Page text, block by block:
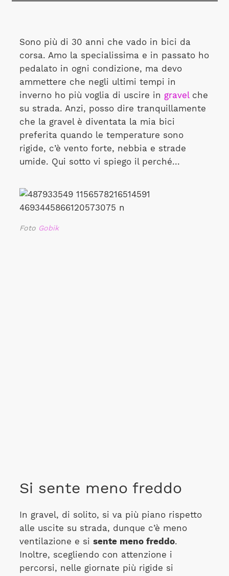
Sono più di 30 anni che vado in bici da
corsa. Amo la specialissima e in passato ho
pedalato in ogni condizione, ma devo
ammettere che negli ultimi tempi in
inverno ho più voglia di uscire in gravelche
su strada. Anzi, posso dire tranquillamente
che la gravel è diventata la mia bici
preferita quando le temperature sono
rigide, c’è vento forte, nebbia e strade
umide. Qui sotto vi spiego il perché...
Foto Gobik
Si sente meno freddo
In gravel, di solito, si va più piano rispetto
alle uscite su strada, dunque c’è meno
ventilazione e si sente meno freddo.
Inoltre, scegliendo con attenzione i
percorsi, nelle giornate più rigide si